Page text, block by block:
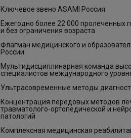
Ключевое звено ASAMI Россия
Ежегодно более 22 000 пролеченных
и без ограничения возраста
Флагман медицинского и
России
Мультидисциплинарная команда
специалистов международного
Ультрасовременные методы
Концентрация передовых методов
травматолого-ортопедической и
патологий
Комплексная медицинская